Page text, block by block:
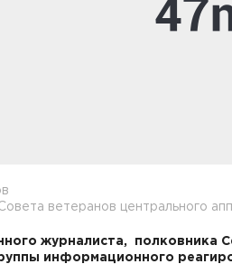
ветеранов центрального
журналиста, полковника
информационного